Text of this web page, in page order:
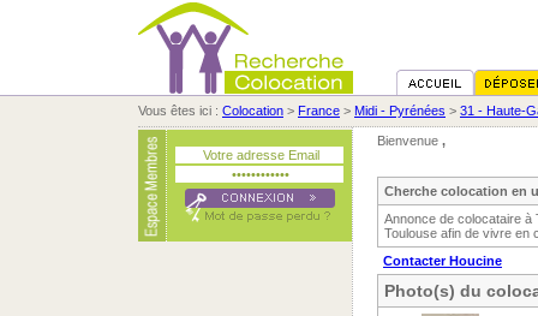
Vous êtes ici : Colocation > France > Midi - Pyrénées > 31 - Haute-
Bienvenue ,
Cherche colocation en
Annonce de colocataire à
Toulouse afin de vivre en
Contacter Houcine
Photo(s) du